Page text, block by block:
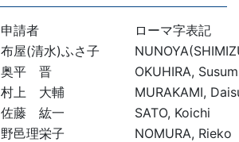
on
申請者
ローマ字表記
布屋(清水)ふさ子
奥平 晋
OKUHIRA,
村上 大輔
MURAKAMI,
佐藤 紘一
SATO, Koichi
野邑理栄子
NOMURA, Rieko